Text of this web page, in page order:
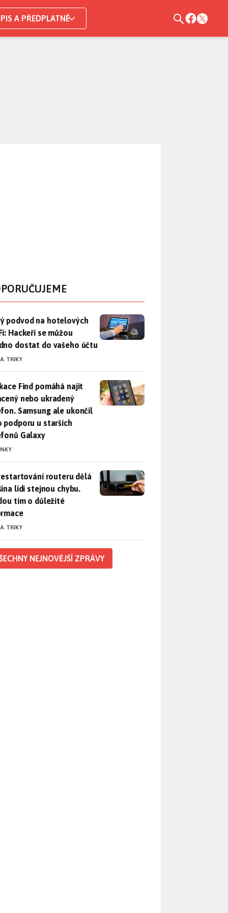
A PŘEDPLATNÉ
podvod na hotelových Wi-Fi: Hackeři se můžou snadno
podvod na hotelových
Hackeři se můžou
dostat do vašeho účtu
TRIKY
Find pomáhá najít ztracený nebo ukradený telefon.
Find pomáhá najít
nebo ukradený
Samsung ale ukončil
podporu u starších
Galaxy
routeru dělá většina lidí stejnou chybu. Přijdou
routeru dělá
lidí stejnou chybu.
tím o důležité
TRIKY
NEJNOVĚJŠÍ ZPRÁVY